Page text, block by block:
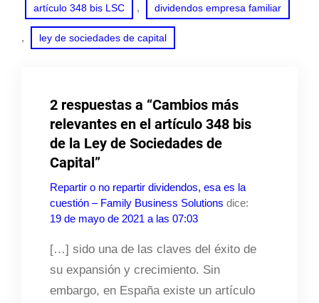
artículo 348 bis LSC , dividendos empresa familiar
, ley de sociedades de capital
2 respuestas a “Cambios más
relevantes en el artículo 348 bis
de la Ley de Sociedades de
Capital”
Repartir o no repartir dividendos, esa es la
cuestión – Family Business Solutions dice:
19 de mayo de 2021 a las 07:03
[…] sido una de las claves del éxito de
su expansión y crecimiento. Sin
embargo, en España existe un artículo